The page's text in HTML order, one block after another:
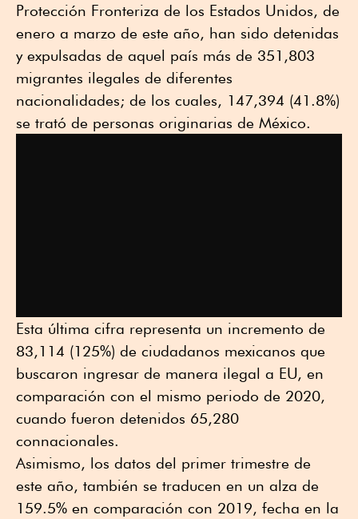
Protección Fronteriza de los Estados Unidos, de
enero a marzo de este año, han sido detenidas
y expulsadas de aquel país más de 351,803
migrantes ilegales de diferentes
nacionalidades; de los cuales, 147,394 (41.8%)
se trató de personas originarias de México.
Esta última cifra representa un incremento de
83,114 (125%) de ciudadanos mexicanos que
buscaron ingresar de manera ilegal a EU, en
comparación con el mismo periodo de 2020,
cuando fueron detenidos 65,280
connacionales.
Asimismo, los datos del primer trimestre de
este año, también se traducen en un alza de
159.5% en comparación con 2019, fecha en la